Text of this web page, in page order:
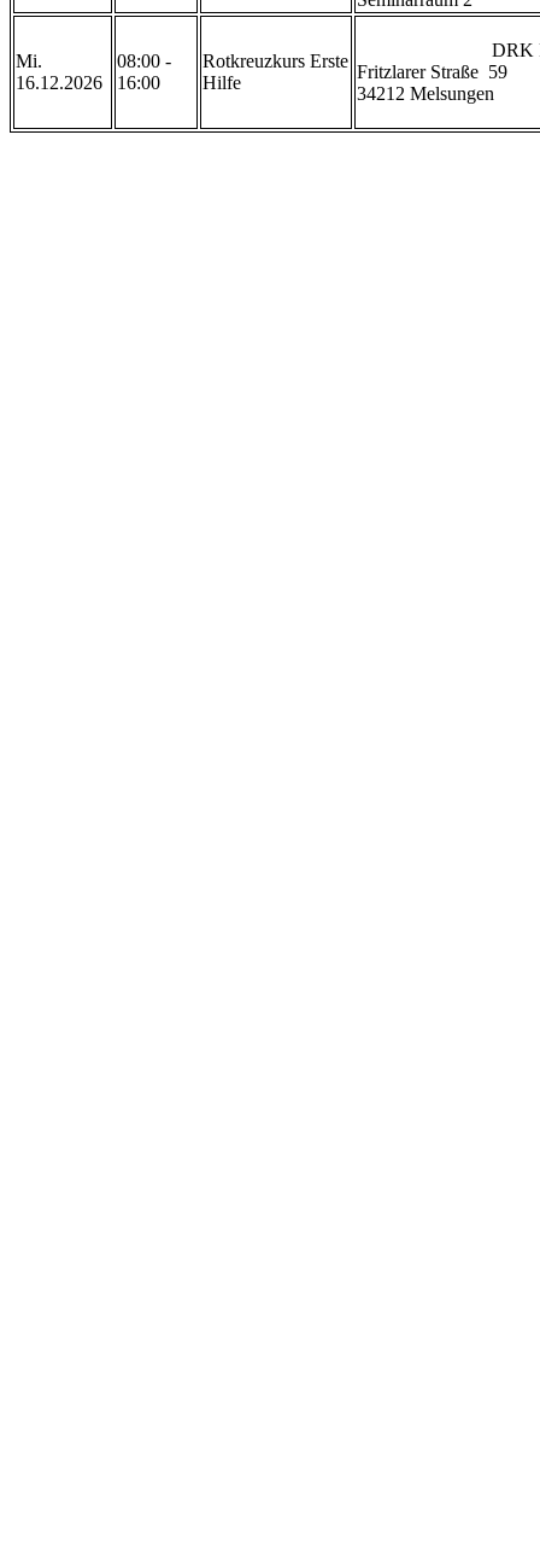
Mi.
16.12.2026
08:00 -
16:00
Rotkreuzkurs Erste
Hilfe
Fritzlarer Straße  59
34212 Melsungen